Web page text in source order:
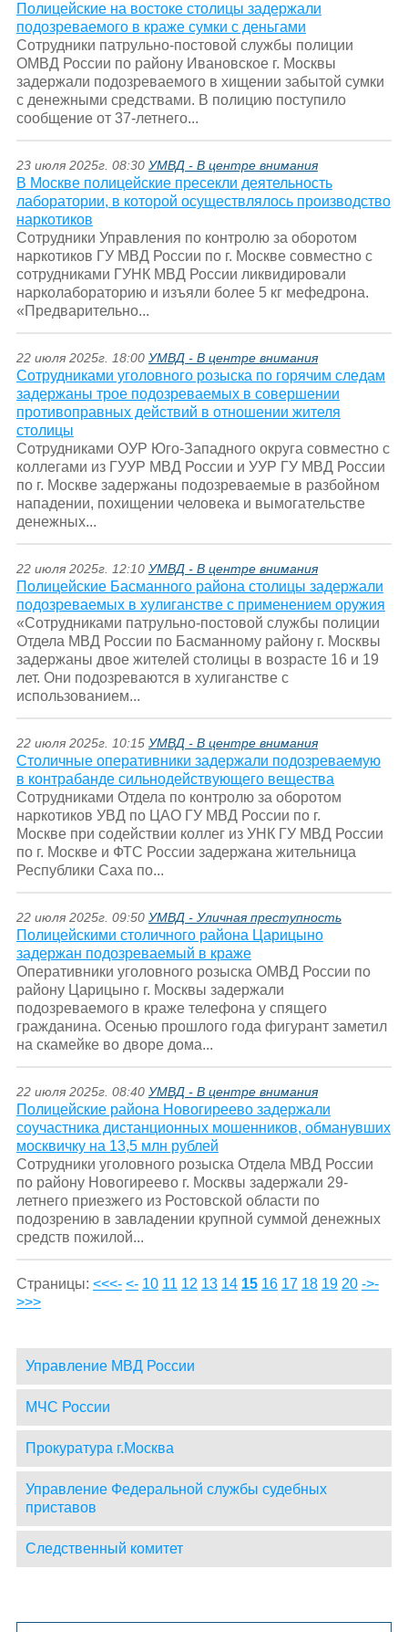
Полицейские на востоке столицы задержали
подозреваемого в краже сумки с деньгами
Сотрудники патрульно-постовой службы полиции
ОМВД России по району Ивановское г. Москвы
задержали подозреваемого в хищении забытой сумки
с денежными средствами. В полицию поступило
сообщение от 37-летнего...
23 июля 2025г. 08:30 УМВД - В центре внимания
В Москве полицейские пресекли деятельность
лаборатории, в которой осуществлялось производство
наркотиков
Сотрудники Управления по контролю за оборотом
наркотиков ГУ МВД России по г. Москве совместно с
сотрудниками ГУНК МВД России ликвидировали
нарколабораторию и изъяли более 5 кг мефедрона.
«Предварительно...
22 июля 2025г. 18:00 УМВД - В центре внимания
Сотрудниками уголовного розыска по горячим следам
задержаны трое подозреваемых в совершении
противоправных действий в отношении жителя
столицы
Сотрудниками ОУР Юго-Западного округа совместно с
коллегами из ГУУР МВД России и УУР ГУ МВД России
по г. Москве задержаны подозреваемые в разбойном
нападении, похищении человека и вымогательстве
денежных...
22 июля 2025г. 12:10 УМВД - В центре внимания
Полицейские Басманного района столицы задержали
подозреваемых в хулиганстве с применением оружия
«Сотрудниками патрульно-постовой службы полиции
Отдела МВД России по Басманному району г. Москвы
задержаны двое жителей столицы в возрасте 16 и 19
лет. Они подозреваются в хулиганстве с
использованием...
22 июля 2025г. 10:15 УМВД - В центре внимания
Столичные оперативники задержали подозреваемую
в контрабанде сильнодействующего вещества
Сотрудниками Отдела по контролю за оборотом
наркотиков УВД по ЦАО ГУ МВД России по г.
Москве при содействии коллег из УНК ГУ МВД России
по г. Москве и ФТС России задержана жительница
Республики Саха по...
22 июля 2025г. 09:50 УМВД - Уличная преступность
Полицейскими столичного района Царицыно
задержан подозреваемый в краже
Оперативники уголовного розыска ОМВД России по
району Царицыно г. Москвы задержали
подозреваемого в краже телефона у спящего
гражданина. Осенью прошлого года фигурант заметил
на скамейке во дворе дома...
22 июля 2025г. 08:40 УМВД - В центре внимания
Полицейские района Новогиреево задержали
соучастника дистанционных мошенников, обманувших
москвичку на 13,5 млн рублей
Сотрудники уголовного розыска Отдела МВД России
по району Новогиреево г. Москвы задержали 29-
летнего приезжего из Ростовской области по
подозрению в завладении крупной суммой денежных
средств пожилой...
Страницы: <<<- <- 10 11 12 13 14 15 16 17 18 19 20 ->-
>>>
Управление МВД России
МЧС России
Прокуратура г.Москва
Управление Федеральной службы судебных
приставов
Следственный комитет